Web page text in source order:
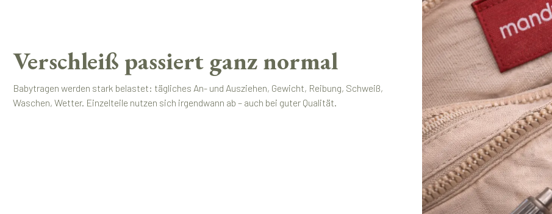
Verschleiß passiert ganz normal
Babytragen werden stark belastet: tägliches An- und Ausziehen, Gewicht, Reibung, Schweiß,
Waschen, Wetter. Einzelteile nutzen sich irgendwann ab – auch bei guter Qualität.